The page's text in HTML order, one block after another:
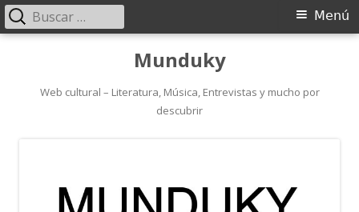
contenido
Munduky
Web cultural – Literatura, Música, Entrevistas y mucho por
descubrir
Menú
Menú
Buscar: